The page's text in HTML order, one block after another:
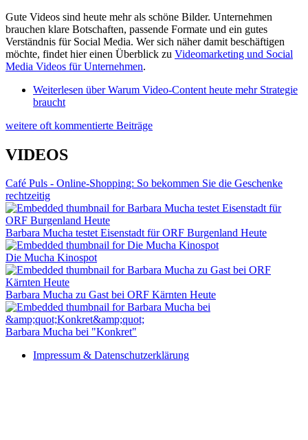
Gute Videos sind heute mehr als schöne Bilder. Unternehmen
brauchen klare Botschaften, passende Formate und ein gutes
Verständnis für Social Media. Wer sich näher damit beschäftigen
möchte, findet hier einen Überblick zu Videomarketing und Social
Media Videos für Unternehmen.
Weiterlesen über Warum Video-Content heute mehr Strategie
braucht
weitere oft kommentierte Beiträge
VIDEOS
Café Puls - Online-Shopping: So bekommen Sie die Geschenke
rechtzeitig
Barbara Mucha testet Eisenstadt für ORF Burgenland Heute
Die Mucha Kinospot
Barbara Mucha zu Gast bei ORF Kärnten Heute
Barbara Mucha bei "Konkret"
Impressum & Datenschutzerklärung